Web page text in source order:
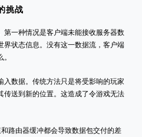
挑战
第一种情况是客户端未能接收服务器数
界状态信息。没有这一数据流，客户端
数据。传统方法只是将受影响的玩家
传送到新的位置。这造成了令游戏无法
路由器缓冲都会导致数据包交付的差